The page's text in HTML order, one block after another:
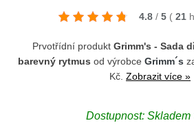
4.8 / 5 ( 21
Prvotřídní produkt Grimm's - Sada
barevný rytmus od výrobce Grimm´s
Kč. Zobrazit více »
Dostupnost: Skladem